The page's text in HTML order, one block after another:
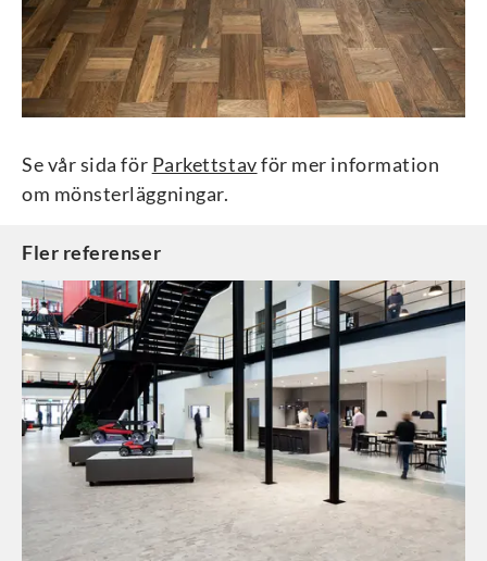
Se vår sida för Parkettstavför mer information
om mönsterläggningar.
Fler referenser